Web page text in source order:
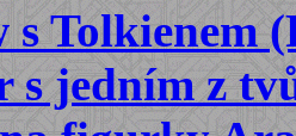
Tolkienem
s jedním z